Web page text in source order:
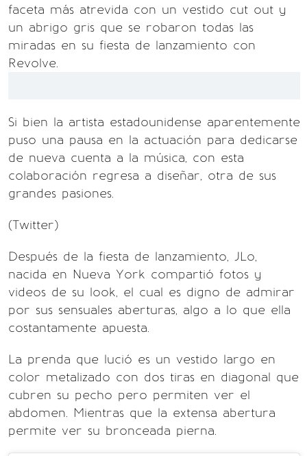
faceta más atrevida con un vestido cut out y
un abrigo gris que se robaron todas las
miradas en su fiesta de lanzamiento con
Revolve.
Si bien la artista estadounidense aparentemente
puso una pausa en la actuación para dedicarse
de nueva cuenta a la música, con esta
colaboración regresa a diseñar, otra de sus
grandes pasiones.
(Twitter)
Después de la fiesta de lanzamiento, JLo,
nacida en Nueva York compartió fotos y
videos de su look, el cual es digno de admirar
por sus sensuales aberturas, algo a lo que ella
costantamente apuesta.
La prenda que lució es un vestido largo en
color metalizado con dos tiras en diagonal que
cubren su pecho pero permiten ver el
abdomen. Mientras que la extensa abertura
permite ver su bronceada pierna.